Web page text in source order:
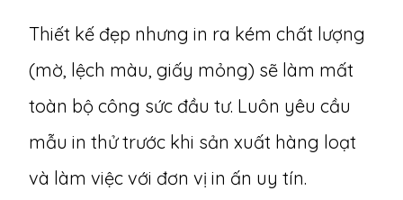
Thiết kế đẹp nhưng in ra kém chất lượng
(mờ, lệch màu, giấy mỏng) sẽ làm mất
toàn bộ công sức đầu tư. Luôn yêu cầu
mẫu in thử trước khi sản xuất hàng loạt
và làm việc với đơn vị in ấn uy tín.